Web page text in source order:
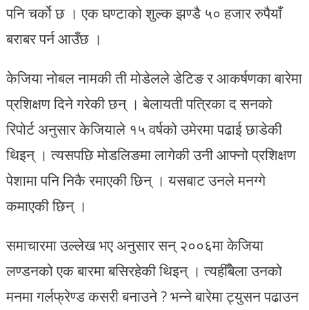
पनि चर्को छ । एक घण्टाको शुल्क झण्डै ५० हजार रुपैयाँ
बराबर पर्न आउँछ ।
केजिया नोबल नामकी ती मोडेलले डेटिङ र आकर्षणका बारेमा
प्रशिक्षण दिने गरेकी छन् । बेलायती पत्रिका द सनको
रिपोर्ट अनुसार केजियाले १५ वर्षको उमेरमा पढाई छाडेकी
थिइन् । त्यसपछि मोडलिङमा लागेकी उनी आफ्नो प्रशिक्षण
पेशामा पनि निकै रमाएकी छिन् । यसबाट उनले मनग्गे
कमाएकी छिन् ।
समाचारमा उल्लेख भए अनुसार सन् २००६मा केजिया
लण्डनको एक बारमा बसिरहेकी थिइन् । त्यहीँबेला उनको
मनमा गर्लफ्रेण्ड कसरी बनाउने ? भन्ने बारेमा ट्युसन पढाउन